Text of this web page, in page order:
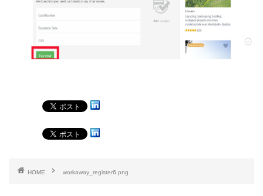
HOME workaway_register6.png